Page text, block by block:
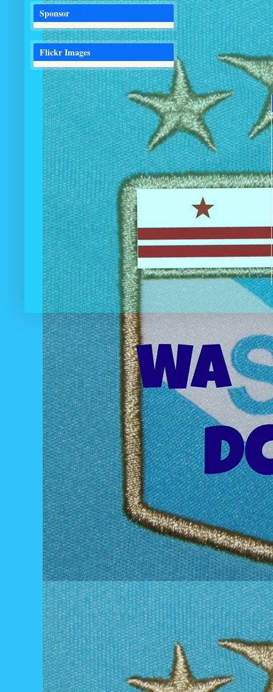
Sponsor
Flickr Images